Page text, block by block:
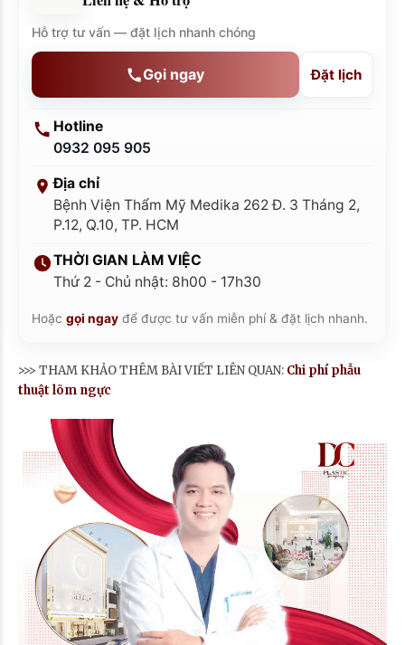
Hỗ trợ tư vấn — đặt lịch nhanh chóng
Gọi ngay Đặt lịch
Hotline
0932 095 905
Địa chỉ
Bệnh Viện Thẩm Mỹ Medika 262 Đ. 3 Tháng 2,
P.12, Q.10, TP. HCM
THỜI GIAN LÀM VIỆC
Thứ 2 - Chủ nhật: 8h00 - 17h30
Hoặc gọi ngay để được tư vấn miễn phí & đặt lịch nhanh.
>>> THAM KHẢO THÊM BÀI VIẾT LIÊN QUAN: Chi phí phẫu
thuật lõm ngực